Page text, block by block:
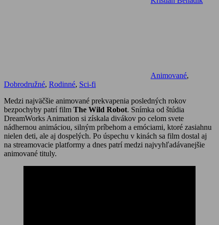
Animované,
Dobrodružné, Rodinné, Sci-fi
Medzi najväčšie animované prekvapenia posledných rokov
bezpochyby patrí film The Wild Robot. Snímka od štúdia
DreamWorks Animation si získala divákov po celom svete
nádhernou animáciou, silným príbehom a emóciami, ktoré zasiahnu
nielen deti, ale aj dospelých. Po úspechu v kinách sa film dostal aj
na streamovacie platformy a dnes patrí medzi najvyhľadávanejšie
animované tituly.